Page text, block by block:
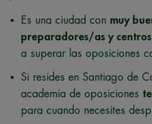
Es una ciudad con muy
preparadores/as y centros
a superar las oposiciones
Si resides en Santiago de
academia de oposiciones
para cuando necesites